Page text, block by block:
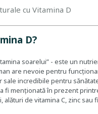
cu Vitamina D
D?
soarelui” - este un
are nevoie pentru
incredibile pentru
fi menționată în prezent
de vitamina C, zinc sau